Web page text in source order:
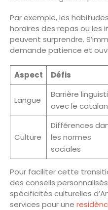
Par exemple, les
horaires des repas ou les
peuvent surprendre.
demande patience et
Aspect Défis
Langue
Barrière
avec le catalan
Culture
Différences
les normes
sociales
Pour faciliter cette
des conseils
spécificités culturelles
services pour une